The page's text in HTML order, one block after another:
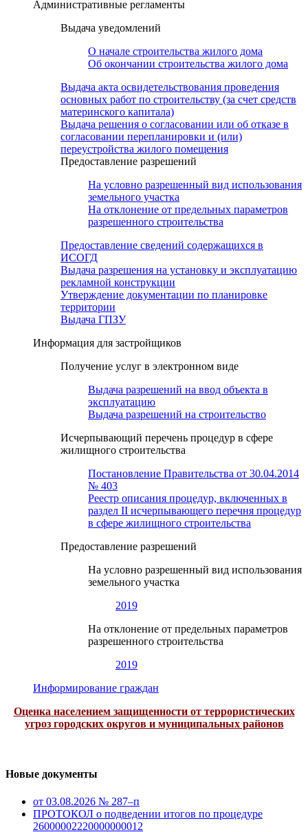
Административные регламенты
Выдача уведомлений
О начале строительства жилого дома
Об окончании строительства жилого дома
Выдача акта освидетельствования проведения
основных работ по строительству (за счет средств
материнского капитала)
Выдача решения о согласовании или об отказе в
согласовании перепланировки и (или)
переустройства жилого помещения
Предоставление разрешений
На условно разрешенный вид использования
земельного участка
На отклонение от предельных параметров
разрешенного строительства
Предоставление сведений содержащихся в
ИСОГД
Выдача разрешения на установку и эксплуатацию
рекламной конструкции
Утверждение документации по планировке
территории
Выдача ГПЗУ
Информация для застройщиков
Получение услуг в электронном виде
Выдача разрешений на ввод объекта в
эксплуатацию
Выдача разрешений на строительство
Исчерпывающий перечень процедур в сфере
жилищного строительства
Постановление Правительства от 30.04.2014
№ 403
Реестр описания процедур, включенных в
раздел II исчерпывающего перечня процедур
в сфере жилищного строительства
Предоставление разрешений
На условно разрешенный вид использования
земельного участка
2019
На отклонение от предельных параметров
разрешенного строительства
2019
Информирование граждан
Оценка населением защищенности от террористических
угроз городских округов и муниципальных районов
Новые документы
от 03.08.2026 № 287–п
ПРОТОКОЛ о подведении итогов по процедуре
26000002220000000012